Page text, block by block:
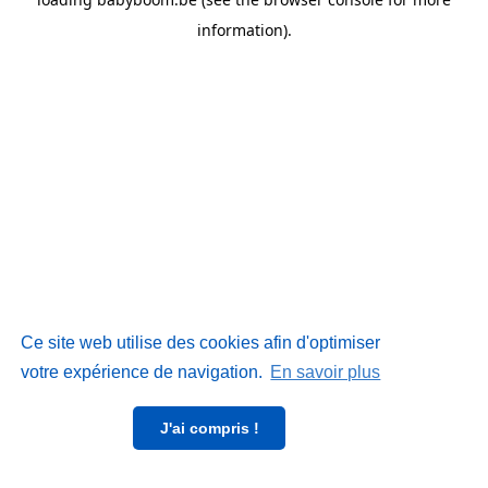
Ce site web utilise des cookies afin d'optimiser
votre expérience de navigation. En savoir plus
J'ai compris !
information).